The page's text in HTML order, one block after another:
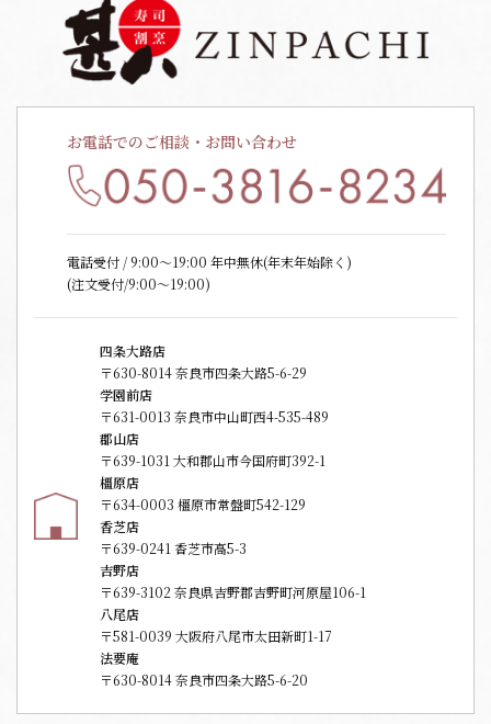
お電話でのご相談・お問い合わせ
電話受付 / 9:00〜19:00 年中無休(年末年始除く)
(注文受付/9:00～19:00)
四条大路店
〒630-8014 奈良市四条大路5-6-29
学園前店
〒631-0013 奈良市中山町西4-535-489
郡山店
〒639-1031 大和郡山市今国府町392-1
橿原店
〒634-0003 橿原市常盤町542-129
香芝店
〒639-0241 香芝市高5-3
吉野店
〒639-3102 奈良県吉野郡吉野町河原屋106-1
八尾店
〒581-0039 大阪府八尾市太田新町1-17
法要庵
〒630-8014 奈良市四条大路5-6-20